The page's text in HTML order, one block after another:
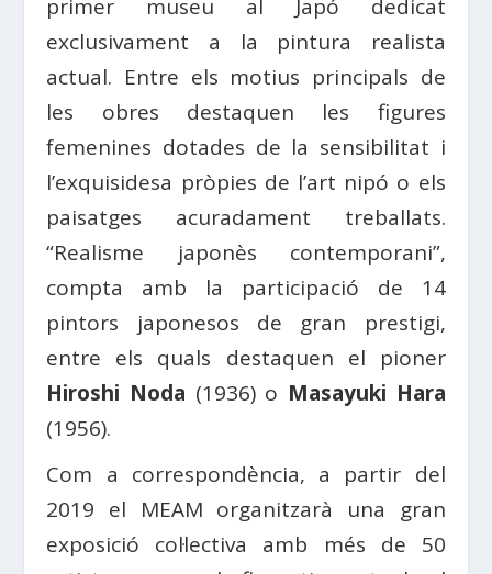
primer museu al Japó dedicat
exclusivament a la pintura realista
actual. Entre els motius principals de
les obres destaquen les figures
femenines dotades de la sensibilitat i
l’exquisidesa pròpies de l’art nipó o els
paisatges acuradament treballats.
“Realisme japonès contemporani”,
compta amb la participació de 14
pintors japonesos de gran prestigi,
entre els quals destaquen el pioner
Hiroshi Noda (1936) o Masayuki Hara
(1956).
Com a correspondència, a partir del
2019 el MEAM organitzarà una gran
exposició col·lectiva amb més de 50